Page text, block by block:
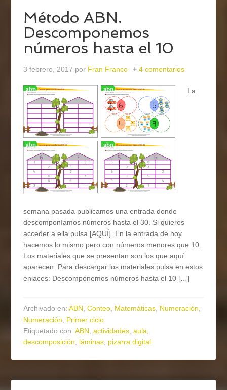
Método ABN.
Descomponemos
números hasta el 10
3 febrero, 2017 por Fran Franco 4 comentarios
La
semana pasada publicamos una entrada donde
descomponíamos números hasta el 30. Si quieres
acceder a ella pulsa [AQUÍ]. En la entrada de hoy
hacemos lo mismo pero con números menores que 10.
Los materiales que se presentan son los que aquí
aparecen: Para descargar los materiales pulsa en estos
enlaces: Descomponemos números hasta el 10 […]
Archivado en:ABN,Conteo, Matemáticas, Numeración,
Numeración, Primer ciclo
Etiquetado con:ABN,actividades,aula,
descomposición, láminas, pizarra digital